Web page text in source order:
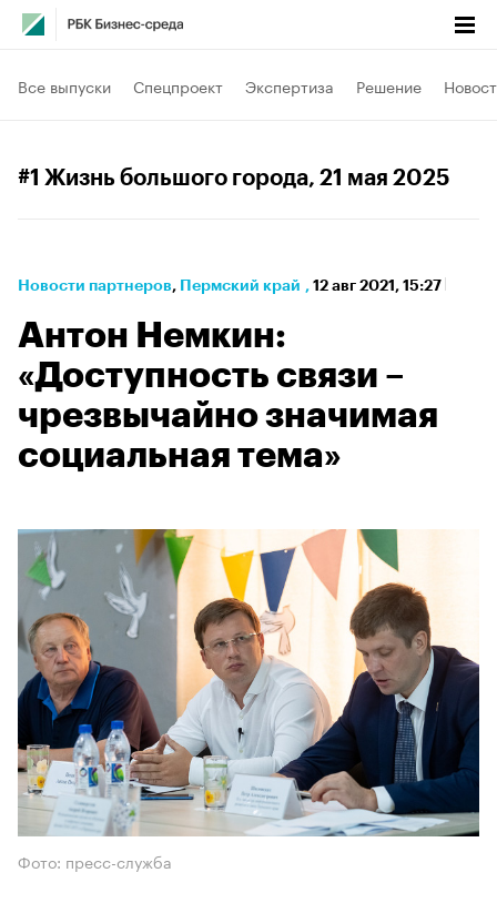
Все выпуски Спецпроект Экспертиза Решение
#1 Жизнь большого города, 21 мая 2025
Новости партнеров⁠, Пермский край , 12 авг 2021, 15:27
Антон Немкин:
«Доступность связи –
чрезвычайно значимая
социальная тема»
Фото: пресс-служба